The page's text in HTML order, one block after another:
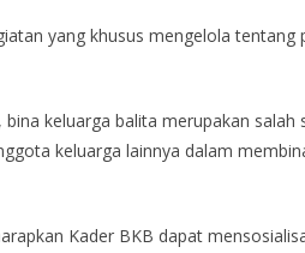
yang khusus mengelola tentang
keluarga balita merupakan salah
keluarga lainnya dalam
Kader BKB dapat